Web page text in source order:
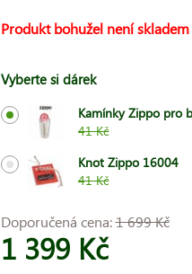
Produkt bohužel není skladem
Vyberte si dárek
Kamínky Zippo pro
41 Kč
Knot Zippo 16004
41 Kč
Doporučená cena:1 699 Kč
1 399 Kč